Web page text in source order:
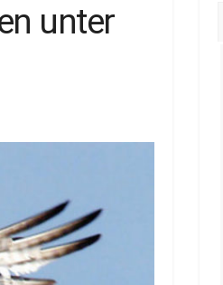
unter